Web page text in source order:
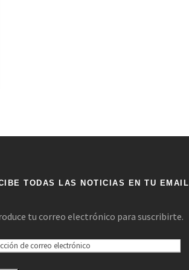
TODAS LAS NOTICIAS EN TU EMAIL
tu correo electrónico para suscribirte.